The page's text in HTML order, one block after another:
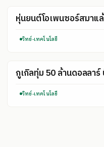
หุ่นยนต์โอเพนซอร์สมาแ
วิทย์-เทคโนโลยี
กูเกิลทุ่ม 50 ล้านดอลลา
วิทย์-เทคโนโลยี